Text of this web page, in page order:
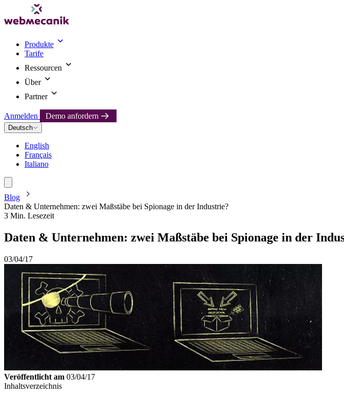
Produkte
Tarife
Ressourcen
Über
Partner
Anmelden Demo anfordern
Deutsch
English
Français
Italiano
Blog
Daten & Unternehmen: zwei Maßstäbe bei Spionage in der Industrie?
3 Min. Lesezeit
Daten & Unternehmen: zwei Maßstäbe bei Spionage in der
03/04/17
Veröffentlicht am 03/04/17
Inhaltsverzeichnis